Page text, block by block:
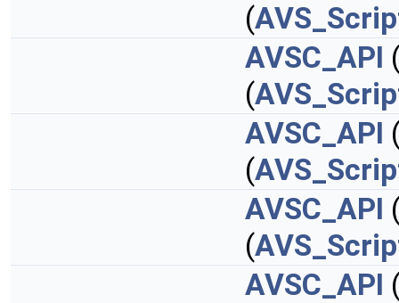
(
AVSC_API
(
AVSC_API
(
AVSC_API
(
AVSC_API